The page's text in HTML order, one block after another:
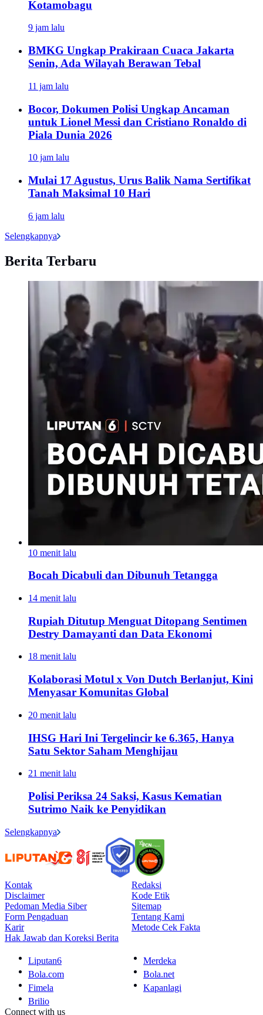
Kotamobagu
9 jam lalu
BMKG Ungkap Prakiraan Cuaca Jakarta
Senin, Ada Wilayah Berawan Tebal
11 jam lalu
Bocor, Dokumen Polisi Ungkap Ancaman
untuk Lionel Messi dan Cristiano Ronaldo di
Piala Dunia 2026
10 jam lalu
Mulai 17 Agustus, Urus Balik Nama Sertifikat
Tanah Maksimal 10 Hari
6 jam lalu
Selengkapnya
Berita Terbaru
10 menit lalu
Bocah Dicabuli dan Dibunuh Tetangga
14 menit lalu
Rupiah Ditutup Menguat Ditopang Sentimen
Destry Damayanti dan Data Ekonomi
18 menit lalu
Kolaborasi Motul x Von Dutch Berlanjut, Kini
Menyasar Komunitas Global
20 menit lalu
IHSG Hari Ini Tergelincir ke 6.365, Hanya
Satu Sektor Saham Menghijau
21 menit lalu
Polisi Periksa 24 Saksi, Kasus Kematian
Sutrimo Naik ke Penyidikan
Selengkapnya
Kontak
Redaksi
Disclaimer
Kode Etik
Pedoman Media Siber
Sitemap
Form Pengaduan
Tentang Kami
Karir
Metode Cek Fakta
Hak Jawab dan Koreksi Berita
Liputan6
Merdeka
Bola.com
Bola.net
Fimela
Kapanlagi
Brilio
Connect with us